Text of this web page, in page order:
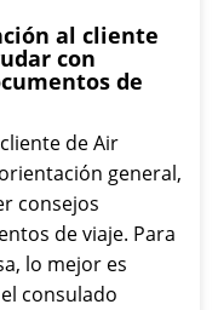
al cliente
con
de
de Air
general,
consejos
de viaje. Para
lo mejor es
consulado